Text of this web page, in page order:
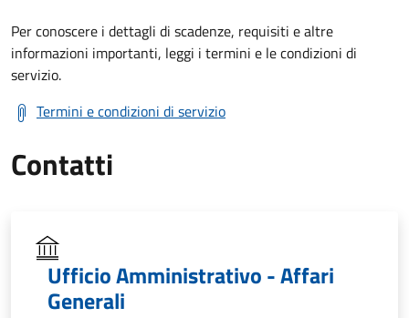
Per conoscere i dettagli di scadenze, requisiti e altre
informazioni importanti, leggi i termini e le condizioni di
servizio.
Termini e condizioni di servizio
Contatti
Ufficio Amministrativo - Affari
Generali